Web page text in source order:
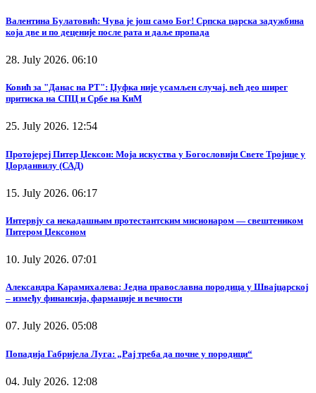
Валентина Булатовић: Чува је још само Бог! Српска царска задужбина
која две и по деценије после рата и даље пропада
28. July 2026. 06:10
Ковић за "Данас на РТ": Џуфка није усамљен случај, већ део ширег
притиска на СПЦ и Србе на КиМ
25. July 2026. 12:54
Протојереј Питер Џексон: Моја искуства у Богословији Свете Тројице у
Џорданвилу (САД)
15. July 2026. 06:17
Интервју са некадашњим протестантским мисионаром — свештеником
Питером Џексоном
10. July 2026. 07:01
Александра Карамихалева: Једна православна породица у Швајцарској
– између финансија, фармације и вечности
07. July 2026. 05:08
Попадија Габријела Луга: „Рај треба да почне у породици“
04. July 2026. 12:08